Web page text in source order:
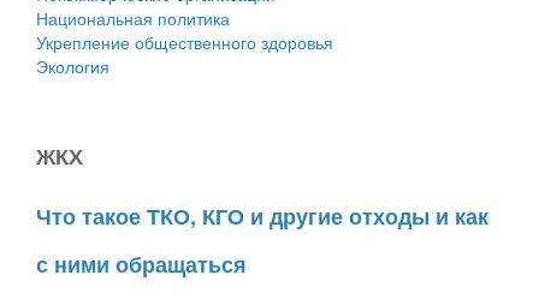
Национальная политика
Укрепление общественного здоровья
Экология
ЖКХ
Что такое ТКО, КГО и другие отходы и как
с ними обращаться